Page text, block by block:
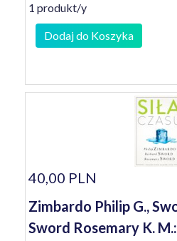
1 produkt/y
Dodaj do Koszyka
40,00 PLN
Zimbardo Philip G.,
Sword Rosemary K. M.: